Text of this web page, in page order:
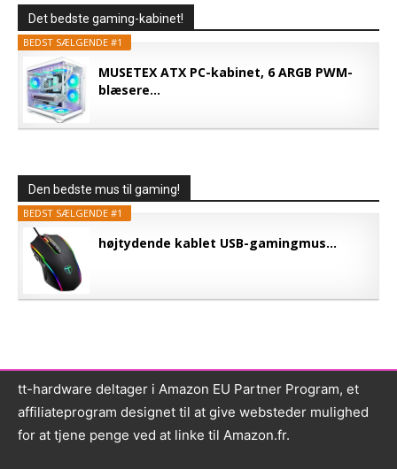
Det bedste gaming-kabinet!
BEDST SÆLGENDE #1
MUSETEX ATX PC-kabinet, 6 ARGB PWM-
blæsere...
Den bedste mus til gaming!
BEDST SÆLGENDE #1
højtydende kablet USB-gamingmus...
tt-hardware deltager i Amazon EU Partner Program, et
affiliateprogram designet til at give websteder mulighed
for at tjene penge ved at linke til Amazon.fr.